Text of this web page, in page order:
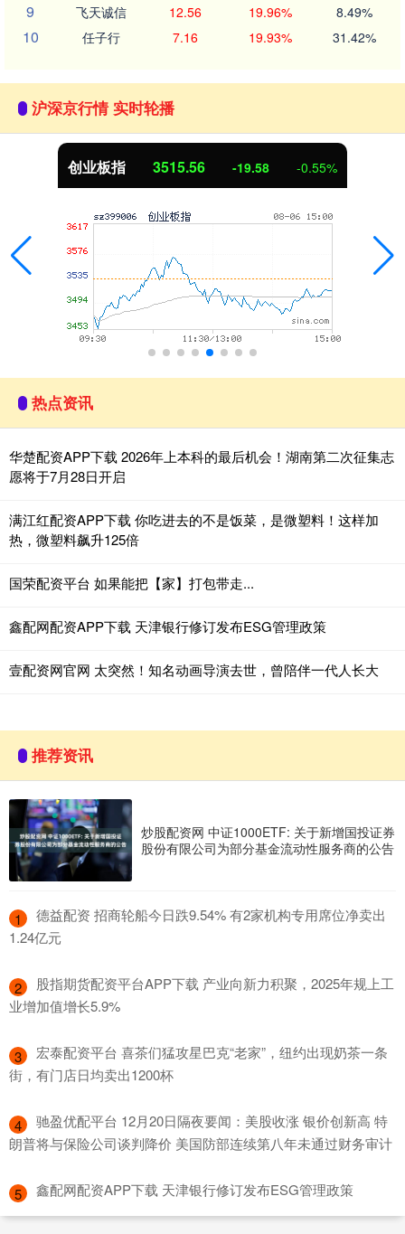
9 飞天诚信 12.56 19.96% 8.49%
10 任子行 7.16 19.93% 31.42%
沪深京行情 实时轮播
创业板指 3515.56 -19.58 -0.55%
热点资讯
华楚配资APP下载 2026年上本科的最后机会！湖南第二次征集志
愿将于7月28日开启
满江红配资APP下载 你吃进去的不是饭菜，是微塑料！这样加
热，微塑料飙升125倍
国荣配资平台 如果能把【家】打包带走...
鑫配网配资APP下载 天津银行修订发布ESG管理政策
壹配资网官网 太突然！知名动画导演去世，曾陪伴一代人长大
推荐资讯
炒股配资网 中证1000ETF: 关于新增国投证券
股份有限公司为部分基金流动性服务商的公告
1
​德益配资 招商轮船今日跌9.54% 有2家机构专用席位净卖出
1.24亿元
2
​股指期货配资平台APP下载 产业向新力积聚，2025年规上工
业增加值增长5.9%
3
​宏泰配资平台 喜茶们猛攻星巴克“老家”，纽约出现奶茶一条
街，有门店日均卖出1200杯
4
​驰盈优配平台 12月20日隔夜要闻：美股收涨 银价创新高 特
朗普将与保险公司谈判降价 美国防部连续第八年未通过财务审计
5 ​鑫配网配资APP下载 天津银行修订发布ESG管理政策